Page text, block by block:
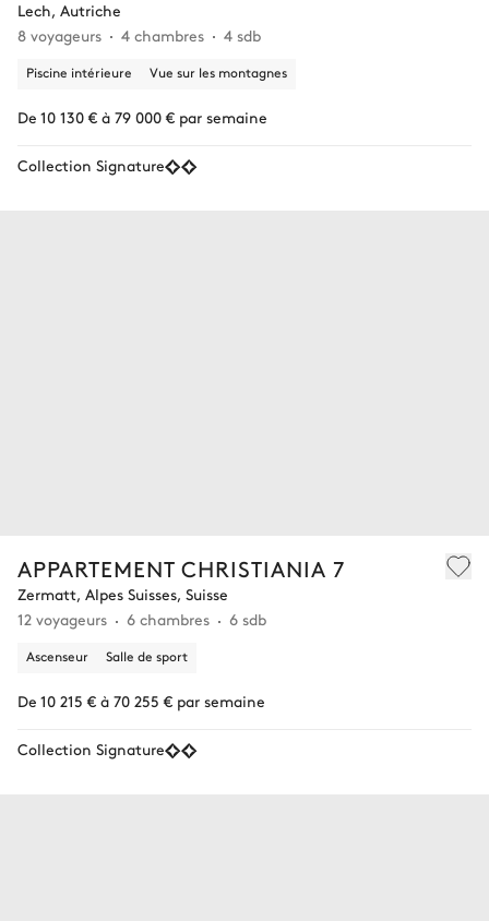
Lech, Autriche
8 voyageurs
4 chambres 4 sdb
Piscine intérieure Vue sur les montagnes
De 10 130 € à 79 000 € par semaine
Collection Signature
APPARTEMENT CHRISTIANIA 7
Zermatt, Alpes Suisses, Suisse
12 voyageurs
6 chambres 6 sdb
Ascenseur Salle de sport
De 10 215 € à 70 255 € par semaine
Collection Signature